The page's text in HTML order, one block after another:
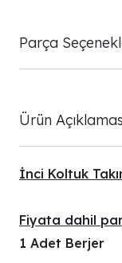
Parça
Ürün
İnci Koltuk
Fiyata dahil
1 Adet Berjer